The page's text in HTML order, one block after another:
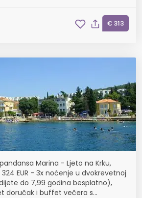
€ 313
Marina - Ljeto na Krku,
EUR - 3x noćenje u dvokrevetnoj
do 7,99 godina besplatno),
doručak i buffet večera s